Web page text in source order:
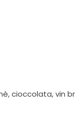
cioccolata, vin